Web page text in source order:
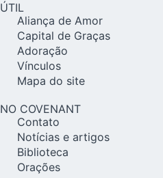
ÚTIL
Aliança de Amor
Capital de Graças
Adoração
Vínculos
Mapa do site
NO COVENANT
Contato
Notícias e artigos
Biblioteca
Orações